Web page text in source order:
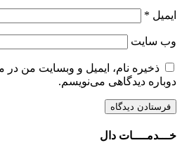
ایمیل *
وب‌ سایت
ذخیره نام، ایمیل و وبسایت من در
دوباره دیدگاهی می‌نویسم.
خـــدمــــات دال